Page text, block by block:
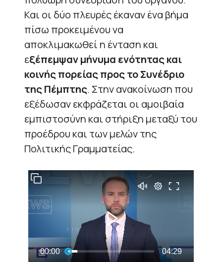
Και οι δύο πλευρές έκαναν ένα βήμα
πίσω προκειμένου να
αποκλιμακωθεί η ένταση και
εξέπεμψαν μήνυμα ενότητας και
κοινής πορείας προς το Συνέδριο
της Πέμπτης. Στην ανακοίνωση που
εξέδωσαν εκφράζεται οι αμοιβαία
εμπιστοσύνη και στήριξη μεταξύ του
προέδρου και των μελών της
Πολιτικής Γραμματείας.